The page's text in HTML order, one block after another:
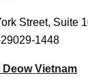
Street, Suite
1448
Deow Vietnam